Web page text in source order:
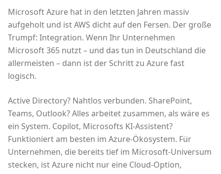
Microsoft Azure hat in den letzten Jahren massiv
aufgeholt und ist AWS dicht auf den Fersen. Der große
Trumpf: Integration. Wenn Ihr Unternehmen
Microsoft 365 nutzt – und das tun in Deutschland die
allermeisten – dann ist der Schritt zu Azure fast
logisch.
Active Directory? Nahtlos verbunden. SharePoint,
Teams, Outlook? Alles arbeitet zusammen, als wäre es
ein System. Copilot, Microsofts KI-Assistent?
Funktioniert am besten im Azure-Ökosystem. Für
Unternehmen, die bereits tief im Microsoft-Universum
stecken, ist Azure nicht nur eine Cloud-Option,